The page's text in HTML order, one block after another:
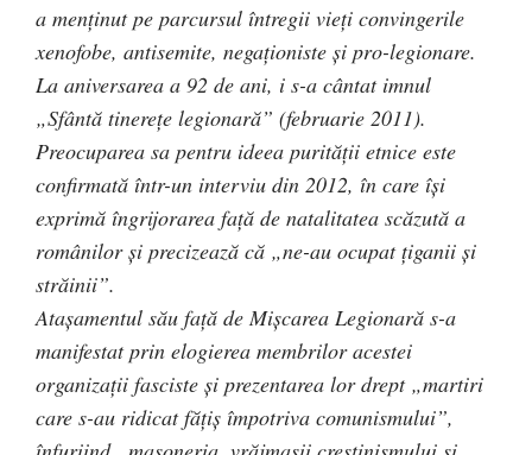
a menţinut pe parcursul întregii vieţi convingerile
xenofobe, antisemite, negaţioniste şi pro-legionare.
La aniversarea a 92 de ani, i s-a cântat imnul
„Sfântă tinereţe legionară” (februarie 2011).
Preocuparea sa pentru ideea purităţii etnice este
confirmată într-un interviu din 2012, în care îşi
exprimă îngrijorarea faţă de natalitatea scăzută a
românilor şi precizează că „ne-au ocupat ţiganii şi
străinii”.
Ataşamentul său faţă de Mişcarea Legionară s-a
manifestat prin elogierea membrilor acestei
organizaţii fasciste şi prezentarea lor drept „martiri
care s-au ridicat făţiş împotriva comunismului”,